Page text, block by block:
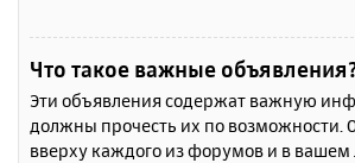
Что такое важные
Эти объявления содержат важную
должны прочесть их по возможности.
вверху каждого из форумов и в вашем